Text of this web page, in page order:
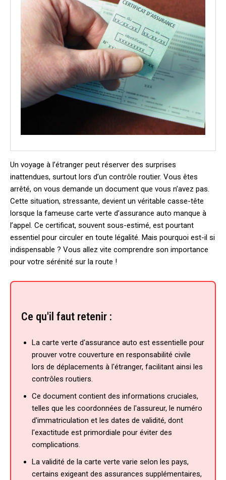
Un voyage à l’étranger peut réserver des surprises
inattendues, surtout lors d’un contrôle routier. Vous êtes
arrêté, on vous demande un document que vous n’avez pas.
Cette situation, stressante, devient un véritable casse-tête
lorsque la fameuse carte verte d’assurance auto manque à
l’appel. Ce certificat, souvent sous-estimé, est pourtant
essentiel pour circuler en toute légalité. Mais pourquoi est-il si
indispensable ? Vous allez vite comprendre son importance
pour votre sérénité sur la route !
Ce qu'il faut retenir :
La carte verte d'assurance auto est essentielle pour
prouver votre couverture en responsabilité civile
lors de déplacements à l'étranger, facilitant ainsi les
contrôles routiers.
Ce document contient des informations cruciales,
telles que les coordonnées de l'assureur, le numéro
d'immatriculation et les dates de validité, dont
l'exactitude est primordiale pour éviter des
complications.
La validité de la carte verte varie selon les pays,
certains exigeant des assurances supplémentaires,